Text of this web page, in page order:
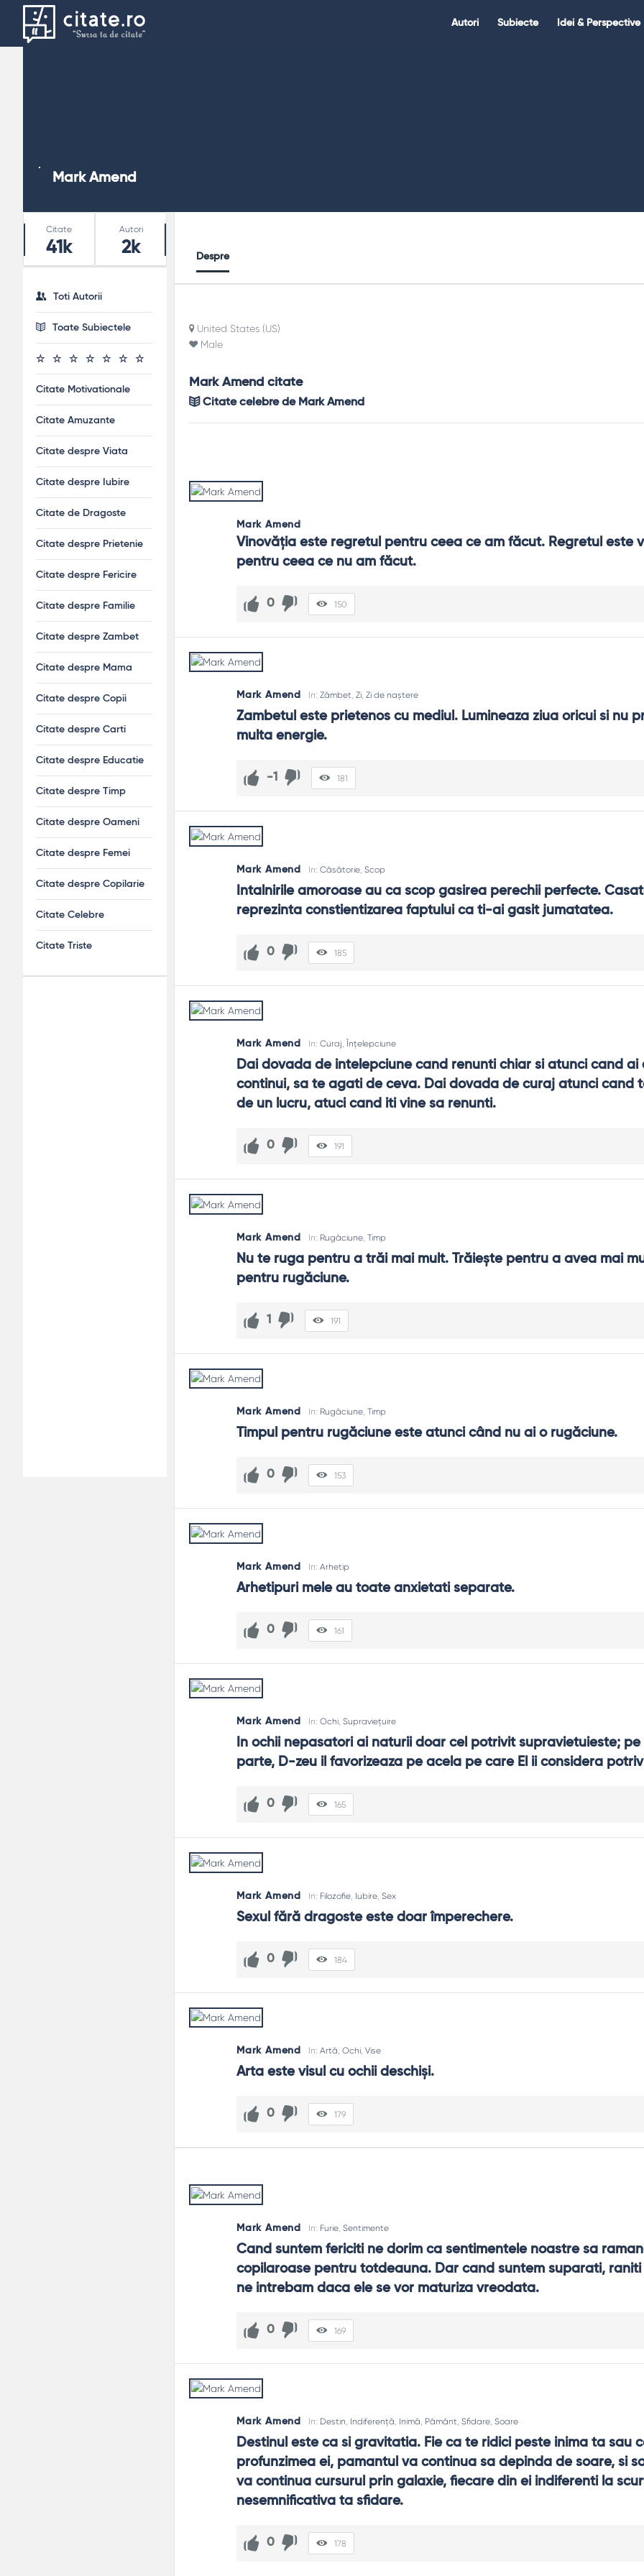
Citate.ro
Autori Subiecte Idei & Perspective
Mark Amend
Despre
United States (US)
Male
Mark Amend citate
Citate celebre de Mark Amend
Mark Amend
Vinovăţia este regretul pentru ceea ce am făcut. Regretul este
pentru ceea ce nu am făcut.
0 150
Mark Amend In: Zâmbet, Zi, Zi de naștere
Zambetul este prietenos cu mediul. Lumineaza ziua oricui si nu
multa energie.
-1 181
Mark Amend In: Căsătorie Scop
Intalnirile amoroase au ca scop gasirea perechii perfecte.
reprezinta constientizarea faptului ca ti-ai gasit jumatatea.
0 185
Mark Amend In: Curaj, Înțelepciune
Dai dovada de intelepciune cand renunti chiar si atunci cand ai
continui, sa te agati de ceva. Dai dovada de curaj atunci cand
de un lucru, atuci cand iti vine sa renunti.
0 191
Mark Amend In: Rugăciune Timp
Nu te ruga pentru a trăi mai mult. Trăiește pentru a avea mai
pentru rugăciune.
1 191
Mark Amend In: Rugăciune, Timp
Timpul pentru rugăciune este atunci când nu ai o rugăciune.
0 153
Mark Amend In: Arhetip
Arhetipuri mele au toate anxietati separate.
0 161
Mark Amend In: Ochi, Supraviețuire
In ochii nepasatori ai naturii doar cel potrivit supravietuieste;
parte, D-zeu il favorizeaza pe acela pe care El ii considera
0 165
Mark Amend In: Filozofie Iubire Sex
Sexul fără dragoste este doar împerechere.
0 184
Mark Amend In: Artă, Ochi, Vise
Arta este visul cu ochii deschiși.
0 179
Mark Amend In: Furie Sentimente
Cand suntem fericiti ne dorim ca sentimentele noastre sa
copilaroase pentru totdeauna. Dar cand suntem suparati, raniti
ne intrebam daca ele se vor maturiza vreodata.
0 169
Mark Amend In: Destin, Indiferență, Inimă, Pământ, Sfidare, Soare
Destinul este ca si gravitatia. Fie ca te ridici peste inima ta sau
profunzimea ei, pamantul va continua sa depinda de soare, si
va continua cursurul prin galaxie, fiecare din ei indiferenti la
nesemnificativa ta sfidare.
0 178
Stats
Citate
41k
Autori
2k
Toti Autorii
Toate Subiectele
Citate Motivationale
Citate Amuzante
Citate despre Viata
Citate despre Iubire
Citate de Dragoste
Citate despre Prietenie
Citate despre Fericire
Citate despre Familie
Citate despre Zambet
Citate despre Mama
Citate despre Copii
Citate despre Carti
Citate despre Educatie
Citate despre Timp
Citate despre Oameni
Citate despre Femei
Citate despre Copilarie
Citate Celebre
Citate Triste